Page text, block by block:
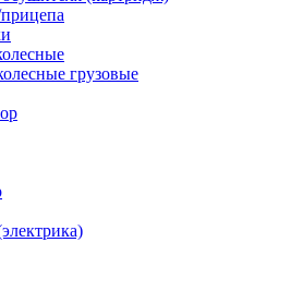
грузовые